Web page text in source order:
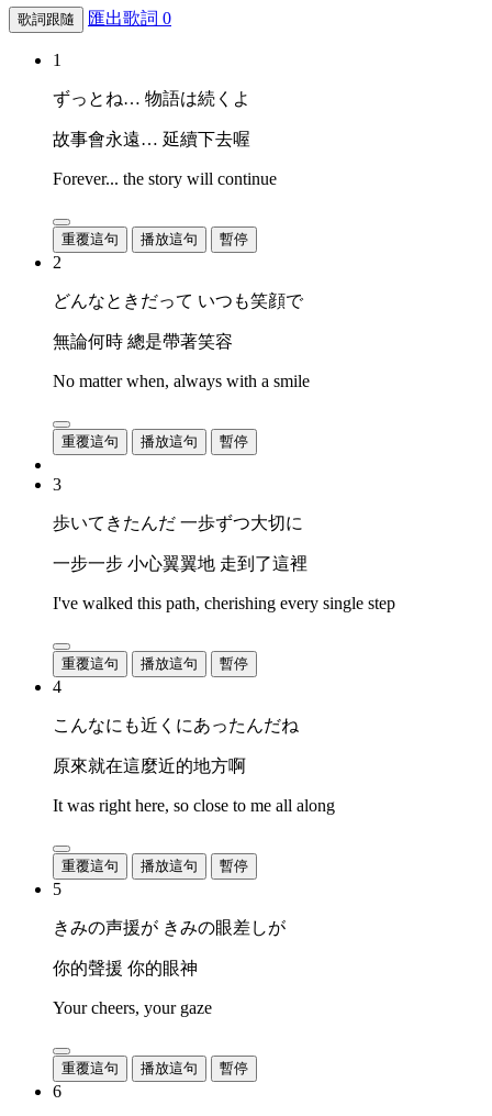
歌詞跟隨 匯出歌詞 0
1
ずっとね… 物語は続くよ
故事會永遠… 延續下去喔
Forever... the story will continue
重覆這句 播放這句 暫停
2
どんなときだって いつも笑顔で
無論何時 總是帶著笑容
No matter when, always with a smile
重覆這句 播放這句 暫停
3
歩いてきたんだ 一歩ずつ大切に
一步一步 小心翼翼地 走到了這裡
I've walked this path, cherishing every single step
重覆這句 播放這句 暫停
4
こんなにも近くにあったんだね
原來就在這麼近的地方啊
It was right here, so close to me all along
重覆這句 播放這句 暫停
5
きみの声援が きみの眼差しが
你的聲援 你的眼神
Your cheers, your gaze
重覆這句 播放這句 暫停
6